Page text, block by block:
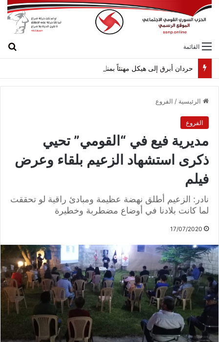
القائمة
حردان أبرق إلى هيكل مهنئاً بمناسبة عيد الجيش
الرئيسية / الفروع
الفروع
مديرية فيع في “القومي” تحيي
ذكرى استشهاد الزعيم بلقاء وعرض
فيلم
نادر: الزعيم أطلق نهضة عظيمة ومبادئ راقية لو تحققت
لما كانت بلادنا في أوضاع مضطربة وخطيرة
17/07/2020